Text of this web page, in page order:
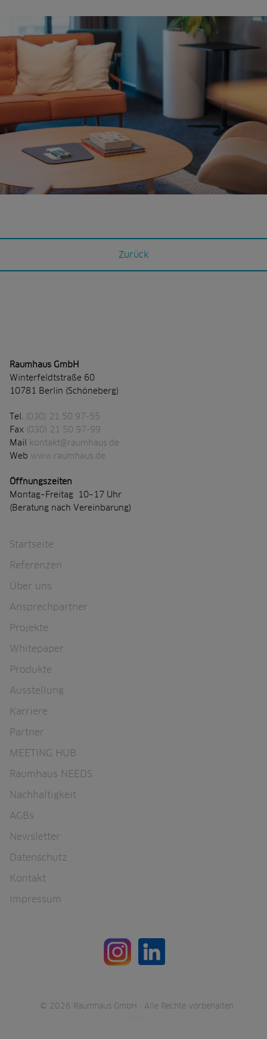
Zurück
Raumhaus GmbH
Winterfeldtstraße 60
10781 Berlin (Schöneberg)
Tel.
(030) 21 50 97-55
Fax
(030) 21 50 97-99
Mail
kontakt@raumhaus.de
Web www.raumhaus.de
Öffnungszeiten
Montag–Freitag 10–17 Uhr
(Beratung nach Vereinbarung)
Startseite
Referenzen
Über uns
Ansprechpartner
Projekte
Whitepaper
Produkte
Ausstellung
Karriere
Partner
MEETING HUB
Raumhaus NEEDS
Nachhaltigkeit
AGBs
Newsletter
Datenschutz
Kontakt
Impressum
© 2026 Raumhaus GmbH · Alle Rechte vorbehalten